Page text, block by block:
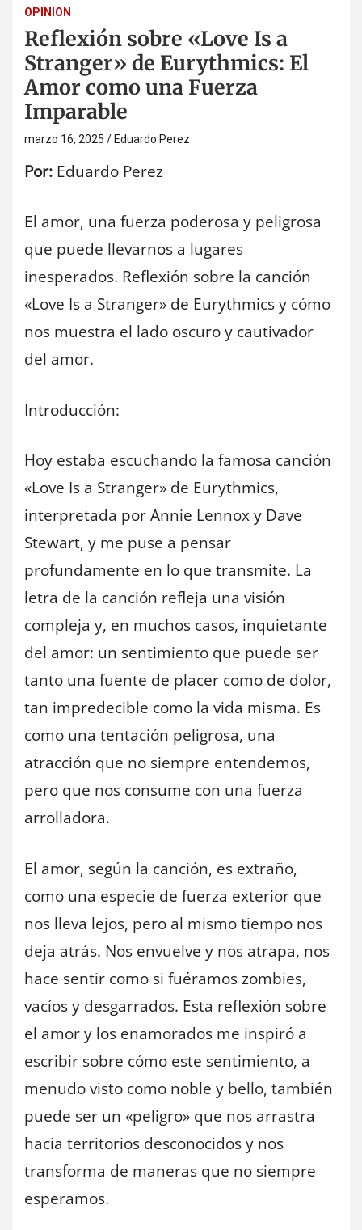
OPINION
Reflexión sobre «Love Is a
Stranger» de Eurythmics: El
Amor como una Fuerza
Imparable
marzo 16, 2025 Eduardo Perez
Por: Eduardo Perez
El amor, una fuerza poderosa y peligrosa
que puede llevarnos a lugares
inesperados. Reflexión sobre la canción
«Love Is a Stranger» de Eurythmics y cómo
nos muestra el lado oscuro y cautivador
del amor.
Introducción:
Hoy estaba escuchando la famosa canción
«Love Is a Stranger» de Eurythmics,
interpretada por Annie Lennox y Dave
Stewart, y me puse a pensar
profundamente en lo que transmite. La
letra de la canción refleja una visión
compleja y, en muchos casos, inquietante
del amor: un sentimiento que puede ser
tanto una fuente de placer como de dolor,
tan impredecible como la vida misma. Es
como una tentación peligrosa, una
atracción que no siempre entendemos,
pero que nos consume con una fuerza
arrolladora.
El amor, según la canción, es extraño,
como una especie de fuerza exterior que
nos lleva lejos, pero al mismo tiempo nos
deja atrás. Nos envuelve y nos atrapa, nos
hace sentir como si fuéramos zombies,
vacíos y desgarrados. Esta reflexión sobre
el amor y los enamorados me inspiró a
escribir sobre cómo este sentimiento, a
menudo visto como noble y bello, también
puede ser un «peligro» que nos arrastra
hacia territorios desconocidos y nos
transforma de maneras que no siempre
esperamos.